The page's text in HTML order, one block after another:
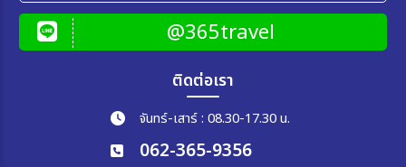
@365travel
ติดต่อเรา
จันทร์-เสาร์ : 08.30-17.30 น.
062-365-9356